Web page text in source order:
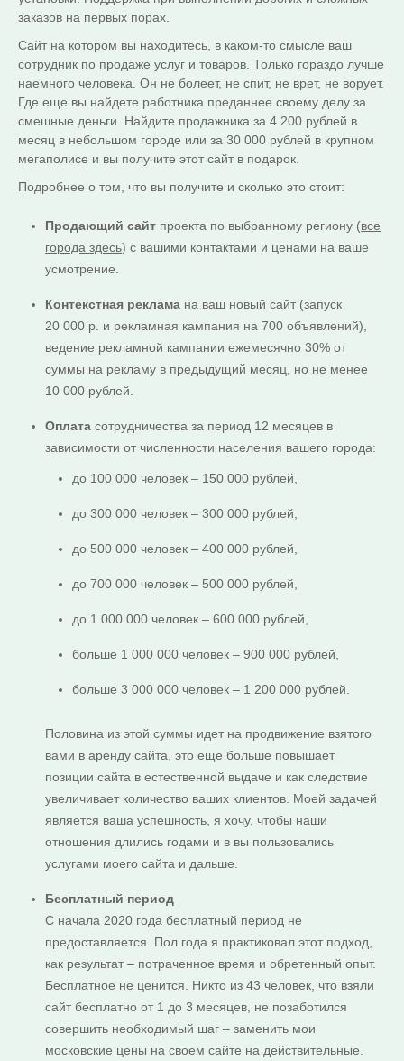
заказов на первых порах.
Сайт на котором вы находитесь, в каком-то смысле ваш
сотрудник по продаже услуг и товаров. Только гораздо лучше
наемного человека. Он не болеет, не спит, не врет, не ворует.
Где еще вы найдете работника преданнее своему делу за
смешные деньги. Найдите продажника за 4 200 рублей в
месяц в небольшом городе или за 30 000 рублей в крупном
мегаполисе и вы получите этот сайт в подарок.
Подробнее о том, что вы получите и сколько это стоит:
Продающий сайт проекта по выбранному региону (все
города здесь) с вашими контактами и ценами на ваше
усмотрение.
Контекстная реклама на ваш новый сайт (запуск
20 000 р. и рекламная кампания на 700 объявлений),
ведение рекламной кампании ежемесячно 30% от
суммы на рекламу в предыдущий месяц, но не менее
10 000 рублей.
Оплата сотрудничества за период 12 месяцев в
зависимости от численности населения вашего города:
до 100 000 человек – 150 000 рублей,
до 300 000 человек – 300 000 рублей,
до 500 000 человек – 400 000 рублей,
до 700 000 человек – 500 000 рублей,
до 1 000 000 человек – 600 000 рублей,
больше 1 000 000 человек – 900 000 рублей,
больше 3 000 000 человек – 1 200 000 рублей.
Половина из этой суммы идет на продвижение взятого
вами в аренду сайта, это еще больше повышает
позиции сайта в естественной выдаче и как следствие
увеличивает количество ваших клиентов. Моей задачей
является ваша успешность, я хочу, чтобы наши
отношения длились годами и в вы пользовались
услугами моего сайта и дальше.
Бесплатный период
С начала 2020 года бесплатный период не
предоставляется. Пол года я практиковал этот подход,
как результат – потраченное время и обретенный опыт.
Бесплатное не ценится. Никто из 43 человек, что взяли
сайт бесплатно от 1 до 3 месяцев, не позаботился
совершить необходимый шаг – заменить мои
московские цены на своем сайте на действительные.